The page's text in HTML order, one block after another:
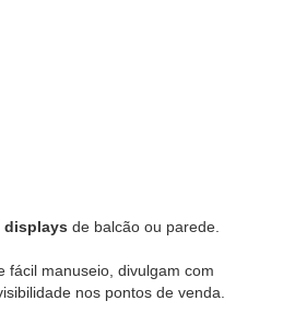
displays de balcão ou parede.
fácil manuseio, divulgam com
nos pontos de venda.